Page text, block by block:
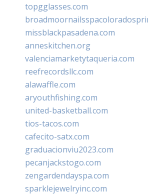
topgglasses.com
missblackpasadena.com
anneskitchen.org
valenciamarketytaqueria.com
reefrecordsllc.com
alawaffle.com
aryouthfishing.com
united-basketball.com
tios-tacos.com
cafecito-satx.com
graduacionviu2023.com
pecanjackstogo.com
zengardendayspa.com
sparklejewelryinc.com